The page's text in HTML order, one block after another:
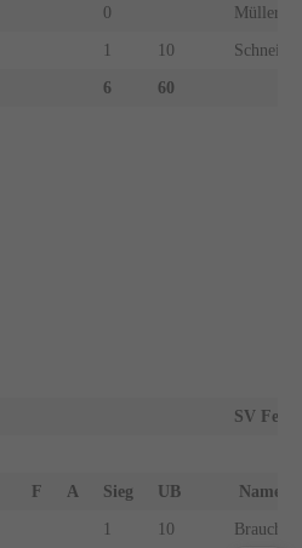
0 Müller,
1 10
6 60
SV
F A Sieg UB Name
1 10